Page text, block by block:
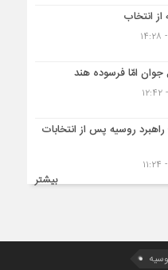
انتخاب
امّا فرسوده هند
روسیه پس از انتخابات
بیشتر